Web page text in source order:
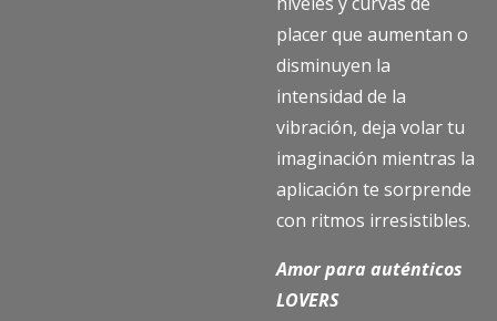
placer que aumentan o
disminuyen la
intensidad de la
vibración, deja volar tu
imaginación mientras la
aplicación te sorprende
con ritmos irresistibles.
Amor para auténticos
LOVERS